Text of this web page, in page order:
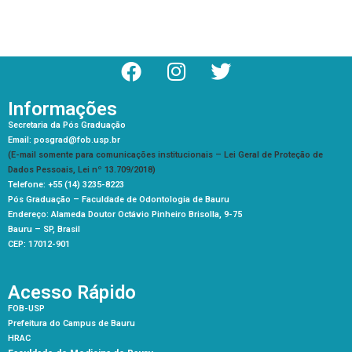
Informações
Secretaria da Pós Graduação
Email: posgrad@fob.usp.br
(E-mail somente para comunicações institucionais – Lei Geral de Proteção de
Dados Pessoais, Lei nº 13.709/2018)
Telefone: +55 (14) 3235-8223
Pós Graduação – Faculdade de Odontologia de Bauru
Endereço: Alameda Doutor Octávio Pinheiro Brisolla, 9-75
Bauru – SP, Brasil
CEP: 17012-901
Acesso Rápido
FOB-USP
Prefeitura do Campus de Bauru
HRAC